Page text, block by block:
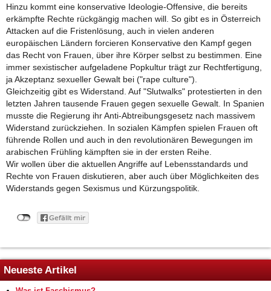
Hinzu kommt eine konservative Ideologie-Offensive, die bereits
erkämpfte Rechte rückgängig machen will. So gibt es in Österreich
Attacken auf die Fristenlösung, auch in vielen anderen
europäischen Ländern forcieren Konservative den Kampf gegen
das Recht von Frauen, über ihre Körper selbst zu bestimmen. Eine
immer sexistischer aufgeladene Popkultur trägt zur Rechtfertigung,
ja Akzeptanz sexueller Gewalt bei ("rape culture").
Gleichzeitig gibt es Widerstand. Auf "Slutwalks" protestierten in den
letzten Jahren tausende Frauen gegen sexuelle Gewalt. In Spanien
musste die Regierung ihr Anti-Abtreibungsgesetz nach massivem
Widerstand zurückziehen. In sozialen Kämpfen spielen Frauen oft
führende Rollen und auch in den revolutionären Bewegungen im
arabischen Frühling kämpften sie in der ersten Reihe.
Wir wollen über die aktuellen Angriffe auf Lebensstandards und
Rechte von Frauen diskutieren, aber auch über Möglichkeiten des
Widerstands gegen Sexismus und Kürzungspolitik.
Neueste Artikel